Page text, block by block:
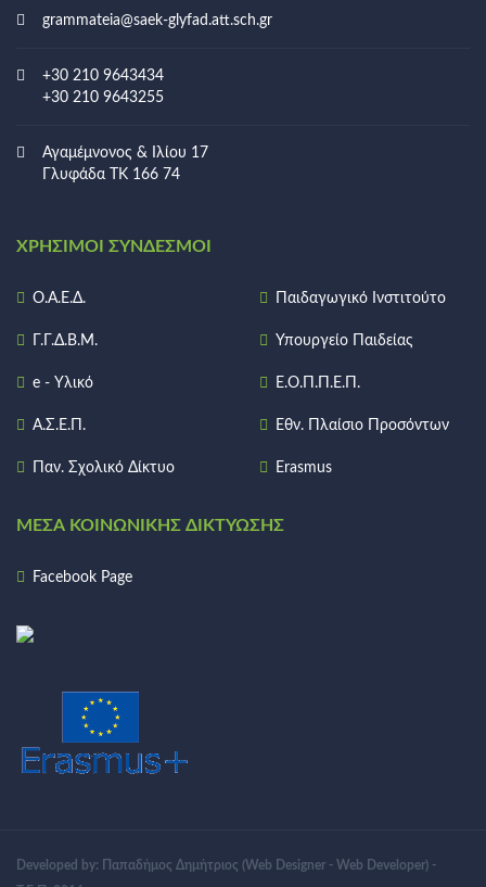
grammateia@saek-glyfad.att.sch.gr
+30 210 9643434
+30 210 9643255
Αγαμέμνονος & Ιλίου 17
Γλυφάδα ΤΚ 166 74
ΧΡΉΣΙΜΟΙ ΣΎΝΔΕΣΜΟΙ
Ο.Α.Ε.Δ. Παιδαγωγικό Ινστιτούτο
Γ.Γ.Δ.Β.Μ. Υπουργείο Παιδείας
e - Υλικό Ε.Ο.Π.Π.Ε.Π.
Α.Σ.Ε.Π. Εθν. Πλαίσιο Προσόντων
Παν. Σχολικό Δίκτυο Erasmus
ΜΈΣΑ ΚΟΙΝΩΝΙΚΉΣ ΔΙΚΤΎΩΣΗΣ
Facebook Page
Developed by: Παπαδήμος Δημήτριος (Web Designer - Web Developer) -